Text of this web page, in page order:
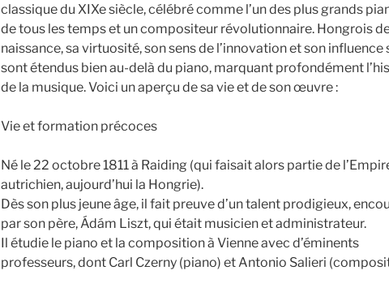
classique du XIXe siècle, célébré comme l’un des plus grands
de tous les temps et un compositeur révolutionnaire. Hongrois
naissance, sa virtuosité, son sens de l’innovation et son influence
sont étendus bien au-delà du piano, marquant profondément
de la musique. Voici un aperçu de sa vie et de son œuvre :
Vie et formation précoces
Né le 22 octobre 1811 à Raiding (qui faisait alors partie de
autrichien, aujourd’hui la Hongrie).
Dès son plus jeune âge, il fait preuve d’un talent prodigieux,
par son père, Ádám Liszt, qui était musicien et administrateur.
Il étudie le piano et la composition à Vienne avec d’éminents
professeurs, dont Carl Czerny (piano) et Antonio Salieri